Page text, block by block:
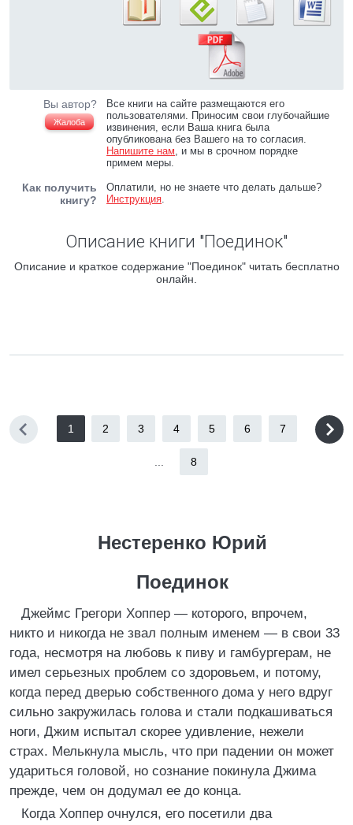
Вы автор?
Жалоба
Все книги на сайте размещаются его
пользователями. Приносим свои глубочайшие
извинения, если Ваша книга была
опубликована без Вашего на то согласия.
Напишите нам, и мы в срочном порядке
примем меры.
Как получить
книгу?
Оплатили, но не знаете что делать дальше?
Инструкция.
Описание книги "Поединок"
Описание и краткое содержание "Поединок" читать бесплатно
онлайн.
1 2 3 4 5 6 7
8
Нестеренко Юрий
Поединок
Джеймс Грегори Хоппер — которого, впрочем,
никто и никогда не звал полным именем — в свои 33
года, несмотря на любовь к пиву и гамбургерам, не
имел серьезных проблем со здоровьем, и потому,
когда перед дверью собственного дома у него вдруг
сильно закружилась голова и стали подкашиваться
ноги, Джим испытал скорее удивление, нежели
страх. Мелькнула мысль, что при падении он может
удариться головой, но сознание покинула Джима
прежде, чем он додумал ее до конца.
Когда Хоппер очнулся, его посетили два